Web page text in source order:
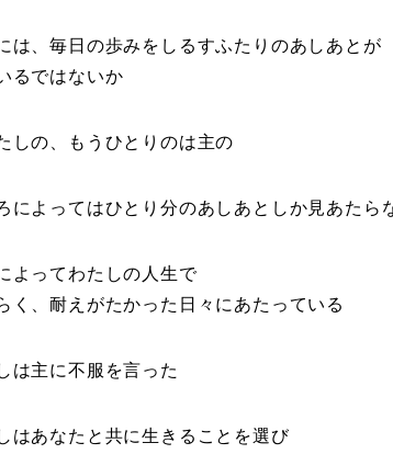
は、毎日の歩みをしるすふたりのあしあとが
るではないか
しの、もうひとりのは主の
によってはひとり分のあしあとしか見あたら
よってわたしの人生で
く、耐えがたかった日々にあたっている
は主に不服を言った
はあなたと共に生きることを選び